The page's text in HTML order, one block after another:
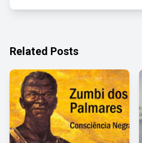
Related Posts